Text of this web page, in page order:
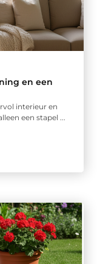
en een
interieur en
een stapel ...